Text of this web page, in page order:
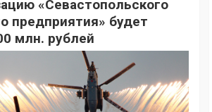
«Севастопольского
предприятия» будет
млн. рублей